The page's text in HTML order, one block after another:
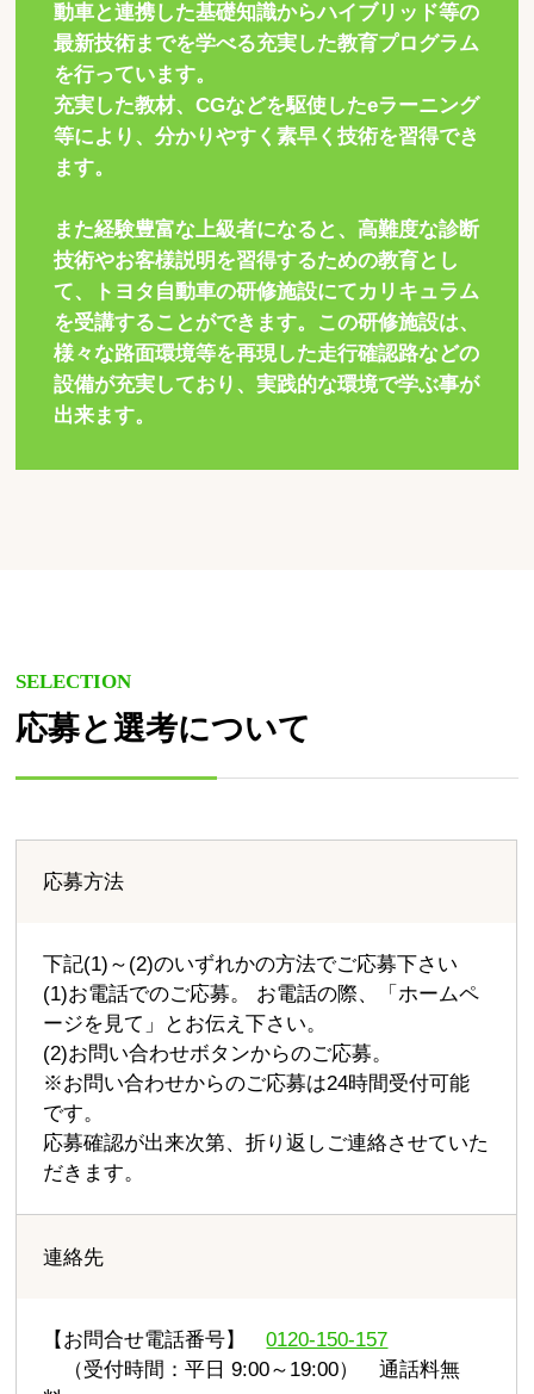
動車と連携した基礎知識からハイブリッド等の
最新技術までを学べる充実した教育プログラム
を行っています。
充実した教材、CGなどを駆使したeラーニング
等により、分かりやすく素早く技術を習得でき
ます。
また経験豊富な上級者になると、高難度な診断
技術やお客様説明を習得するための教育とし
て、トヨタ自動車の研修施設にてカリキュラム
を受講することができます。この研修施設は、
様々な路面環境等を再現した走行確認路などの
設備が充実しており、実践的な環境で学ぶ事が
出来ます。
SELECTION
応募と選考について
応募方法
下記(1)～(2)のいずれかの方法でご応募下さい
(1)お電話でのご応募。 お電話の際、「ホームペ
ージを見て」とお伝え下さい。
(2)お問い合わせボタンからのご応募。
※お問い合わせからのご応募は24時間受付可能
です。
応募確認が出来次第、折り返しご連絡させていた
だきます。
連絡先
【お問合せ電話番号】0120-150-157
（受付時間：平日 9:00～19:00） 通話料無